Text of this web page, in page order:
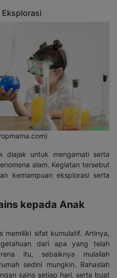
Eksplorasi
diajak untuk mengamati serta
alam. Kegiatan tersebut
kemampuan eksplorasi serta
kepada Anak
memiliki sifat kumulatif. Artinya,
dari apa yang telah
itu, sebaiknya mulailah
sedini mungkin. Bahaslah
sains setiap hari, serta buat